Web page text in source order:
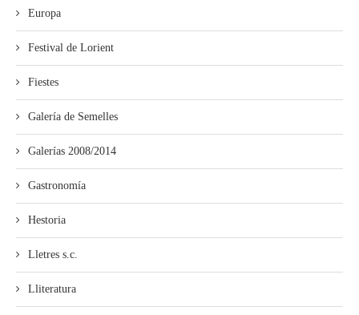
Europa
Festival de Lorient
Fiestes
Galería de Semelles
Galerías 2008/2014
Gastronomía
Hestoria
Lletres s.c.
Lliteratura